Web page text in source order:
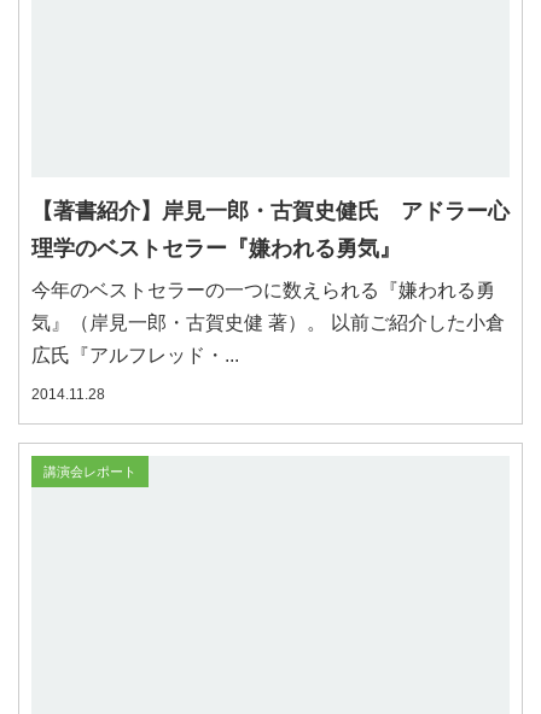
【著書紹介】岸見一郎・古賀史健氏 アドラー心
理学のベストセラー『嫌われる勇気』
今年のベストセラーの一つに数えられる『嫌われる勇
気』（岸見一郎・古賀史健 著）。 以前ご紹介した小倉
広氏『アルフレッド・...
2014.11.28
講演会レポート